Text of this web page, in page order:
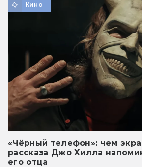
Кино
«Чёрный телефон»: чем
рассказа Джо Хилла
его отца